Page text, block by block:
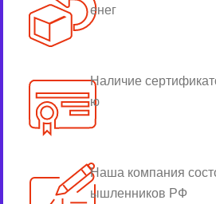
енег
Наличие
ю
Наша компания
ышленников РФ